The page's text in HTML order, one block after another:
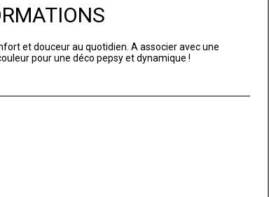
et douceur au quotidien. A associer avec une
pour une déco pepsy et dynamique !